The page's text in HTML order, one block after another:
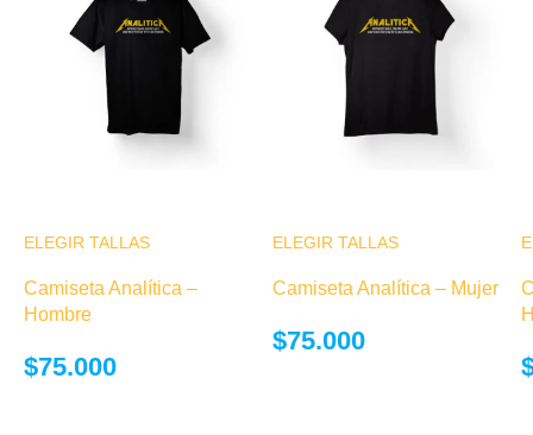
ELEGIR TALLAS
variantes. Las
Camiseta Analítica –
Hombre
$75.000
ELEGIR TALLAS
variantes. Las
Camiseta Analítica – Mujer
$75.000